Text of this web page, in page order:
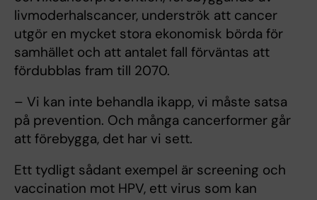
livmoderhalscancer, underströk att cancer
utgör en mycket stora ekonomisk börda för
samhället och att antalet fall förväntas att
fördubblas fram till 2070.
– Vi kan inte behandla ikapp, vi måste satsa
på prevention. Och många cancerformer går
att förebygga, det har vi sett.
Ett tydligt sådant exempel är screening och
vaccination mot HPV, ett virus som kan